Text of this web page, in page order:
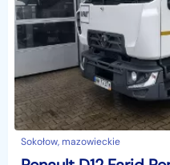
Sokołow, mazowieckie